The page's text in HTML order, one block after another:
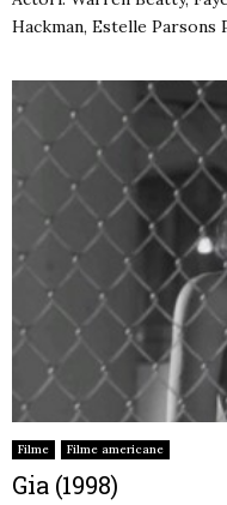
Hackman, Estelle Parsons
Filme Filme americane
Gia (1998)